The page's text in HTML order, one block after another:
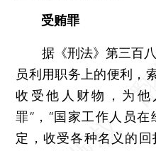
受贿罪
据《刑法》第三百八
员利用职务上的便利，
收受他人财物，为
罪”，“国家工作人员
定，收受各种名义的